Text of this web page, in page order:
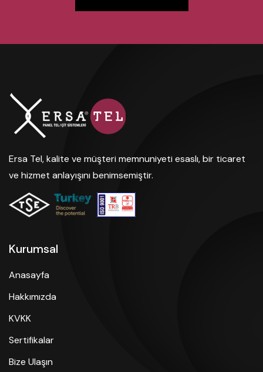
Ersa Tel, kalite ve müşteri memnuniyeti esaslı, bir ticaret
ve hizmet anlayışını benimsemiştir.
Kurumsal
Anasayfa
Hakkımızda
KVKK
Sertifikalar
Bize Ulaşın